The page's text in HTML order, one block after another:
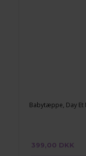
Babytæppe, Day Et
399,00 DKK